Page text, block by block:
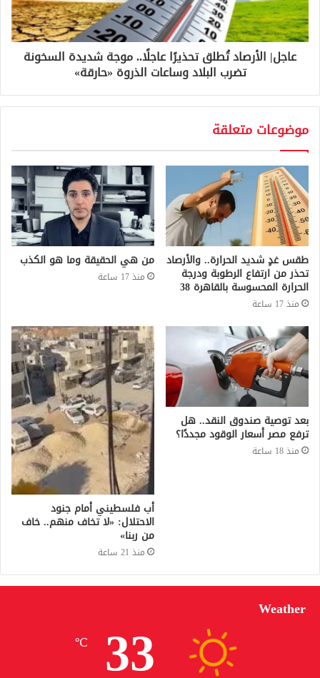
عاجل| الأرصاد تُطلق تحذيرًا عاجلًا.. موجة شديدة السخونة
تضرب البلاد وساعات الذروة «حارقة»
موضوعات متعلقة
طقس غدٍ شديد الحرارة.. والأرصاد
تحذر من ارتفاع الرطوبة ودرجة
الحرارة المحسوسة بالقاهرة 38
منذ 17 ساعة
من هي الحقيقة وما هو الكذب
منذ 17 ساعة
بعد توصية صندوق النقد.. هل
ترفع مصر أسعار الوقود مجددًا؟
منذ 18 ساعة
أب فلسطيني أمام جنود
الاحتلال: «لا تخاف منهم.. خاف
من ربنا»
منذ 21 ساعة
Weather
33
℃